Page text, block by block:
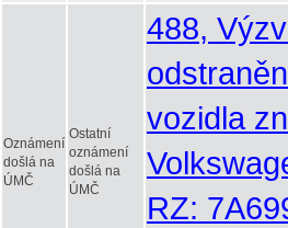
Oznámení
došlá na
ÚMČ
Ostatní
oznámení
došlá na
ÚMČ
488,
vozidla
RZ: